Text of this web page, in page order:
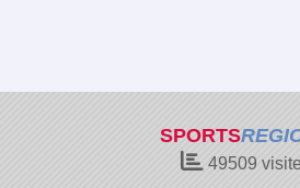
SPORTS
49509